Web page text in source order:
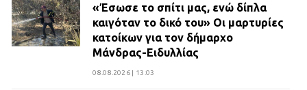
«Έσωσε το σπίτι μας, ενώ δίπλα
καιγόταν το δικό του» Οι μαρτυρίες
κατοίκων για τον δήμαρχο
Μάνδρας-Ειδυλλίας
08.08.2026 | 13:03